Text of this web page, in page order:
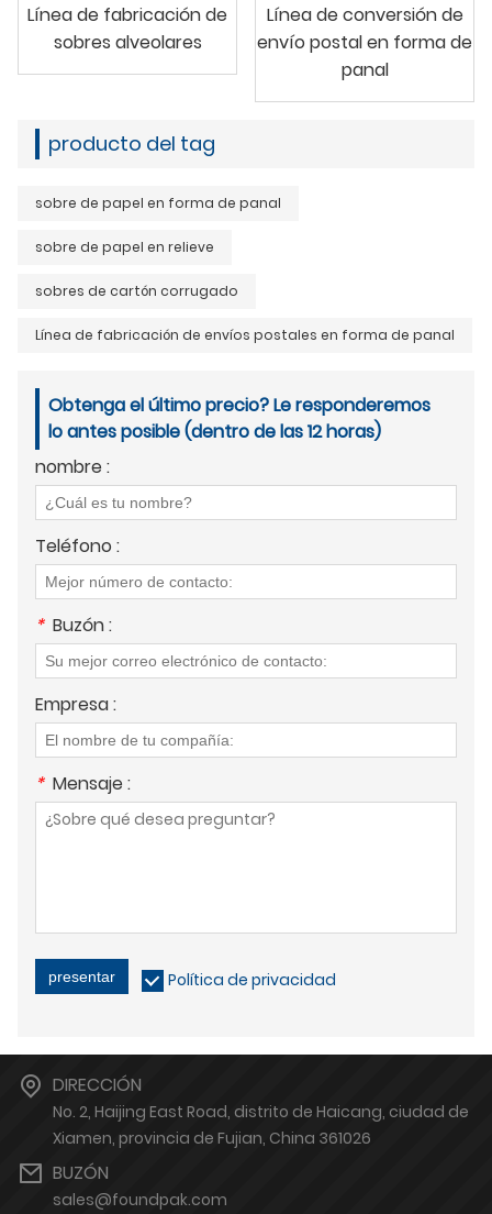
Línea de fabricación de
sobres alveolares
Línea de conversión de
envío postal en forma de
panal
producto del tag
sobre de papel en forma de panal
sobre de papel en relieve
sobres de cartón corrugado
Línea de fabricación de envíos postales en forma de panal
Obtenga el último precio? Le responderemos
lo antes posible (dentro de las 12 horas)
nombre :
Teléfono :
* Buzón :
Empresa :
* Mensaje :
presentar Política de privacidad
DIRECCIÓN
No. 2, Haijing East Road, distrito de Haicang, ciudad de
Xiamen, provincia de Fujian, China 361026
BUZÓN
sales@foundpak.com